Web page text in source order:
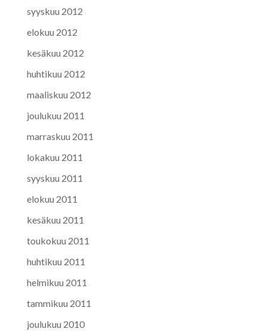
syyskuu 2012
elokuu 2012
kesäkuu 2012
huhtikuu 2012
maaliskuu 2012
joulukuu 2011
marraskuu 2011
lokakuu 2011
syyskuu 2011
elokuu 2011
kesäkuu 2011
toukokuu 2011
huhtikuu 2011
helmikuu 2011
tammikuu 2011
joulukuu 2010